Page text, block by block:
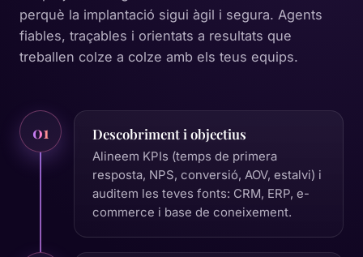
perquè la implantació sigui àgil i segura. Agents
fiables, traçables i orientats a resultats que
treballen colze a colze amb els teus equips.
01 Descobriment i objectius
Alineem KPIs (temps de primera
resposta, NPS, conversió, AOV, estalvi) i
auditem les teves fonts: CRM, ERP, e-
commerce i base de coneixement.